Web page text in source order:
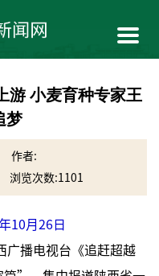
游 小麦育种专家王
梦
作者:
浏览次数:1101
10月26日
播电视台《追赶超越